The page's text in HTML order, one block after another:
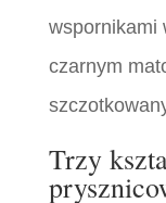
wspornikami
czarnym
Trzy